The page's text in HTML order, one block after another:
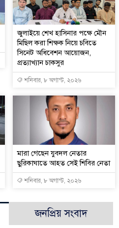
জুলাইয়ে শেখ হাসিনার পক্ষে মৌন
মিছিল করা শিক্ষক নিয়ে চবিতে
সিনেট অধিবেশন আয়োজন,
প্রত্যাখ্যান চাকসুর
শনিবার, ৮ অগাস্ট, ২০২৬
মারা গেছেন যুবদল নেতার
ছুরিকাঘাতে আহত সেই শিবির নেতা
শনিবার, ৮ অগাস্ট, ২০২৬
জনপ্রিয় সংবাদ